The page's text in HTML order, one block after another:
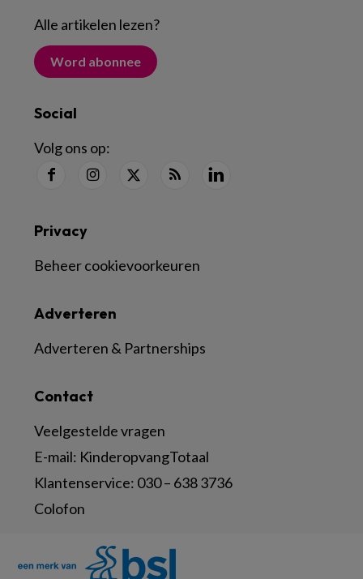
Alle artikelen lezen?
Word abonnee
Social
Volg ons op:
Contact
Veelgestelde vragen
E-mail: KinderopvangTotaal
Klantenservice: 030 – 638 3736
Colofon
Adverteren
Adverteren & Partnerships
Privacy
Beheer cookievoorkeuren